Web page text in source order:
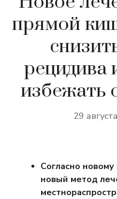
прямой
рецидива
избежать
29
Согласно
новый метод